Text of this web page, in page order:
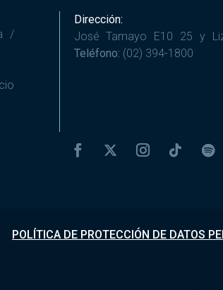
/
Dirección:
José Tamayo E10 25 y
Teléfono: (02) 394-1800
POLÍTICA DE PROTECCIÓN DE DATOS